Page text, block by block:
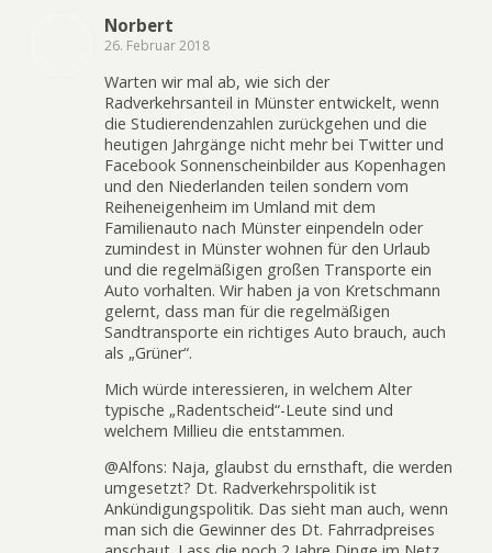
Norbert
26. Februar 2018
Warten wir mal ab, wie sich der
Radverkehrsanteil in Münster entwickelt, wenn
die Studierendenzahlen zurückgehen und die
heutigen Jahrgänge nicht mehr bei Twitter und
Facebook Sonnenscheinbilder aus Kopenhagen
und den Niederlanden teilen sondern vom
Reiheneigenheim im Umland mit dem
Familienauto nach Münster einpendeln oder
zumindest in Münster wohnen für den Urlaub
und die regelmäßigen großen Transporte ein
Auto vorhalten. Wir haben ja von Kretschmann
gelernt, dass man für die regelmäßigen
Sandtransporte ein richtiges Auto brauch, auch
als „Grüner“.
Mich würde interessieren, in welchem Alter
typische „Radentscheid“-Leute sind und
welchem Millieu die entstammen.
@Alfons: Naja, glaubst du ernsthaft, die werden
umgesetzt? Dt. Radverkehrspolitik ist
Ankündigungspolitik. Das sieht man auch, wenn
man sich die Gewinner des Dt. Fahrradpreises